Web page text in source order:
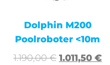
Dolphin M200
Poolroboter <10m
1.190,00€ 1.011,50 €